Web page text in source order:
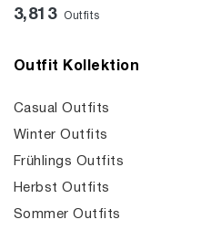
3,813 Outfits
Outfit Kollektion
Casual Outfits
Winter Outfits
Frühlings Outfits
Herbst Outfits
Sommer Outfits